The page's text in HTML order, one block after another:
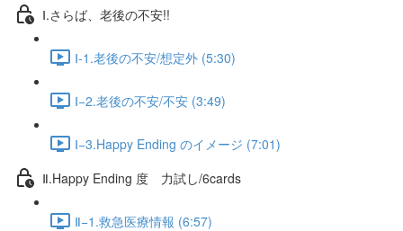
Ⅰ.さらば、老後の不安!!
Ⅰ-1.老後の不安/想定外 (5:30)
Ⅰ−2.老後の不安/不安 (3:49)
Ⅰ−3.Happy Ending のイメージ (7:01)
Ⅱ.Happy Ending 度 力試し/6cards
Ⅱ−1.救急医療情報 (6:57)